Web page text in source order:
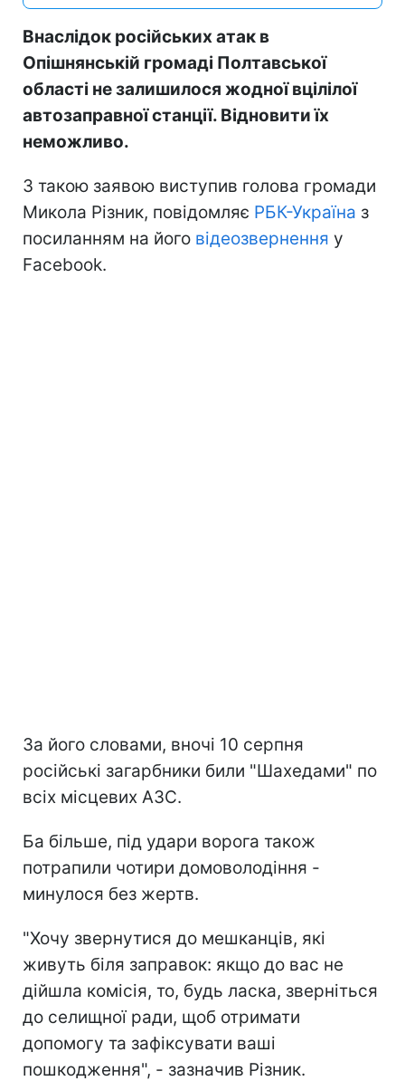
Внаслідок російських атак в
Опішнянській громаді Полтавської
області не залишилося жодної вцілілої
автозаправної станції. Відновити їх
неможливо.
З такою заявою виступив голова громади
Микола Різник, повідомляє РБК-Україна з
посиланням на його відеозвернення у
Facebook.
За його словами, вночі 10 серпня
російські загарбники били "Шахедами" по
всіх місцевих АЗС.
Ба більше, під удари ворога також
потрапили чотири домоволодіння -
минулося без жертв.
"Хочу звернутися до мешканців, які
живуть біля заправок: якщо до вас не
дійшла комісія, то, будь ласка, зверніться
до селищної ради, щоб отримати
допомогу та зафіксувати ваші
пошкодження", - зазначив Різник.